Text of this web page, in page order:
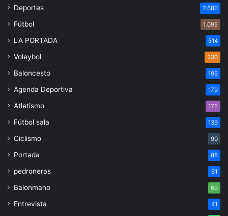
Deportes 7.680
Fútbol 1.095
LA PORTADA 514
Voleybol 230
Baloncesto 195
Agenda Deportiva 179
Atletismo 175
Fútbol sala 139
Ciclismo 90
Portada 88
pedroneras 61
Balonmano 60
Entrevista 41